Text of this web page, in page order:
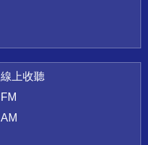
線上收聽
FM
AM